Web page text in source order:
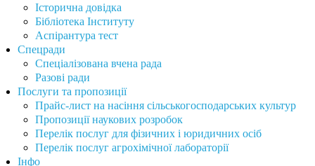
Історична довідка
Бібліотека Інституту
Аспірантура тест
Спецради
Спеціалізована вчена рада
Разові ради
Послуги та пропозиції
Прайс-лист на насіння сільськогосподарських культур
Пропозиції наукових розробок
Перелік послуг для фізичних і юридичних осіб
Перелік послуг агрохімічної лабораторії
Інфо